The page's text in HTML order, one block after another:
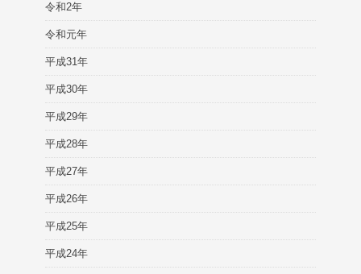
令和2年
令和元年
平成31年
平成30年
平成29年
平成28年
平成27年
平成26年
平成25年
平成24年